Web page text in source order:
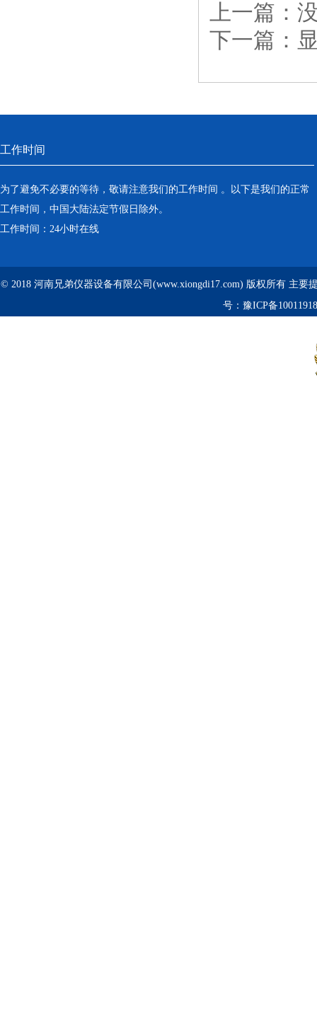
上一篇：
下一篇：
工作时间
为了避免不必要的等待，敬请注意我们的工作时间 。以下是我们的正常
工作时间，中国大陆法定节假日除外。
工作时间：24小时在线
© 2018 河南兄弟仪器设备有限公司(www.xiongdi17.com) 版权所有 主要
号： 豫ICP备